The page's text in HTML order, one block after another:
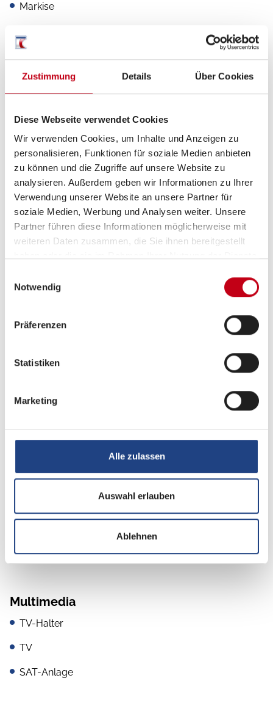
Zustimmung Details Über Cookies
Diese Webseite verwendet Cookies
Wir verwenden Cookies, um Inhalte und Anzeigen zu
personalisieren, Funktionen für soziale Medien anbieten
zu können und die Zugriffe auf unsere Website zu
analysieren. Außerdem geben wir Informationen zu Ihrer
Verwendung unserer Website an unsere Partner für
soziale Medien, Werbung und Analysen weiter. Unsere
Partner führen diese Informationen möglicherweise mit
weiteren Daten zusammen, die Sie ihnen bereitgestellt
Notwendig
Präferenzen
Statistiken
Marketing
Alle zulassen
Auswahl erlauben
Ablehnen
Markise
Inneneinrichtung
Insektenschutztür 1/1
Fahrerhaussitze drehbar
Heizung / Klima
Umluftanlage
3-Flammkocher
Warmwasser
Frischwassertank-Anzeige
Dusche
Multimedia
TV-Halter
TV
SAT-Anlage